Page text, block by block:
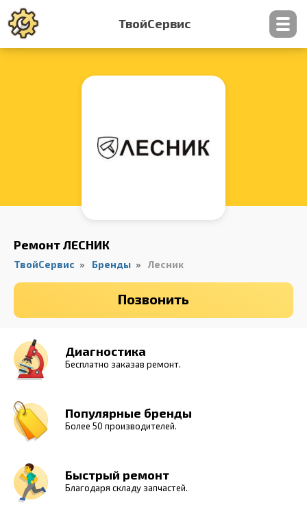
ТвойСервис
Контакты
Ремонт ЛЕСНИК
ТвойСервис Бренды Лесник
Позвонить
Диагностика
Бесплатно заказав ремонт.
Популярные бренды
Более 50 производителей.
Быстрый ремонт
Благодаря складу запчастей.